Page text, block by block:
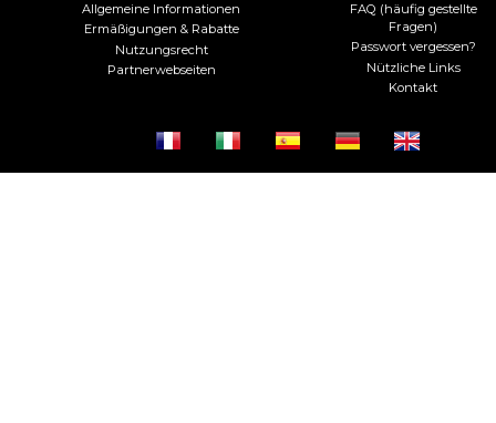
Allgemeine Informationen
Ermäßigungen & Rabatte
Nutzungsrecht
Partnerwebseiten
FAQ (häufig gestellte
Fragen)
Passwort vergessen?
Nützliche Links
Kontakt